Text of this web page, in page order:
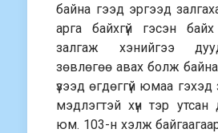
байна гээд эргээд
арга байхгүй гэсэн
залгаж хэнийгээ
зөвлөгөө авах болж
үзээд өгдөггүй юмаа
мэдлэгтэй хүн тэр
юм. 103-н хэлж